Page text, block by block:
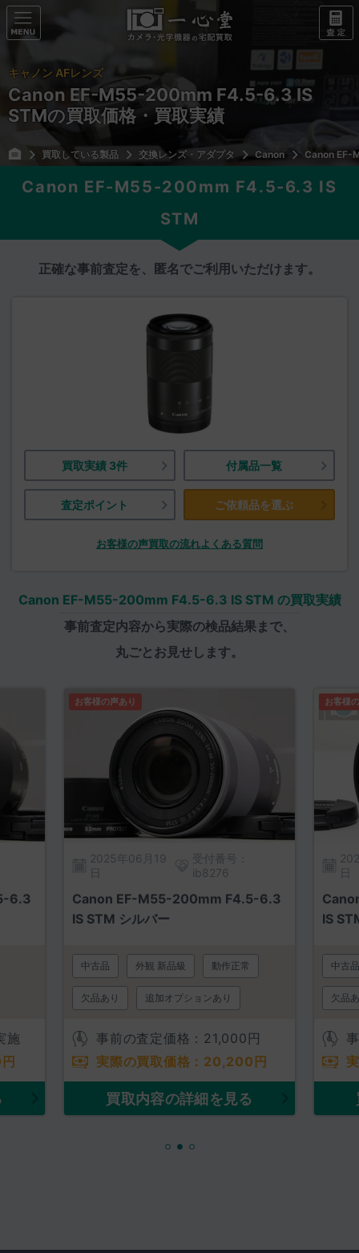
キャノン AFレンズ
Canon EF-M55-200mm F4.5-6.3 IS
STMの買取価格・買取実績
買取している製品 交換レンズ・アダプタ Canon Canon
Canon EF-M55-200mm F4.5-6.3 IS
STM
正確な事前査定を、匿名でご利用いただけます。
買取実績 3件 付属品一覧
査定ポイント ご依頼品を選ぶ
お客様の声買取の流れよくある質問
Canon EF-M55-200mm F4.5-6.3 IS STM の買取実績
事前査定内容から実際の検品結果まで、
丸ごとお見せします。
6.3
施
円
お客様の声あり
2025年06月19
日
受付番号：
ib8276
Canon EF-M55-200mm F4.5-6.3
IS STM シルバー
中古品 外観 新品級 動作正常
欠品あり 追加オプションあり
事前の査定価格： 21,000 円
実際の買取価格： 20,200 円
買取内容の詳細を見る
お客様
日
IS
中古品
欠品